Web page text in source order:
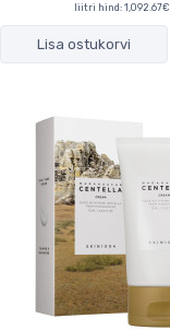
liitri hind: 1,092.67€
Lisa ostukorvi